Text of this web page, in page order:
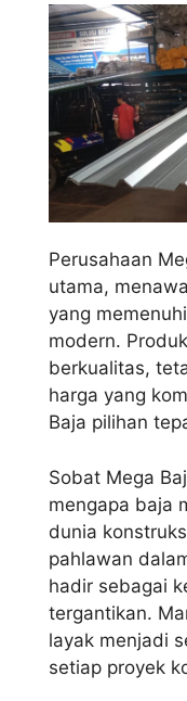
Perusahaan
utama,
yang
modern.
berkualitas,
harga yang
Baja pilihan
Sobat Mega
mengapa baja
dunia
pahlawan
hadir sebagai
tergantikan.
layak menjadi
setiap proyek